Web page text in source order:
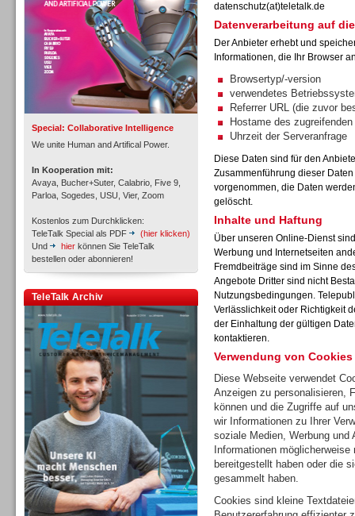
Special: Collaborative Intelligence
We unite Human and Artifical Power.
In Kooperation mit:
Avaya, Bucher+Suter, Calabrio, Five 9,
Parloa, Sogedes, USU, Vier, Zoom
Kostenlos zum Durchklicken:
TeleTalk Special als PDF
(hier klicken)
Und
hier können Sie TeleTalk
bestellen oder abonnieren!
TeleTalk Archiv
Inbound
Inbound
Inbound
datenschutz(at)teletalk.de
Datenverarbeitung auf
Der Anbieter erhebt und
Informationen, die Ihr Browser
Browsertyp/-version
verwendetes
Referrer URL (die zuvor
Hostame des
Uhrzeit der Serveranfrage
Diese Daten sind für den
Zusammenführung dieser
vorgenommen, die Daten
gelöscht.
Inhalte und Haftung
Über unseren Online-Dienst
Werbung und Internetseiten
Fremdbeiträge sind im Sinne
Angebote Dritter sind nicht
Nutzungsbedingungen.
Verlässlichkeit oder Richtigkeit
der Einhaltung der gültigen
kontaktieren.
Verwendung von Cookies
Diese Webseite verwendet
Anzeigen zu personalisieren,
können und die Zugriffe auf
wir Informationen zu Ihrer
soziale Medien, Werbung und
Informationen
bereitgestellt haben oder die
gesammelt haben.
Cookies sind kleine